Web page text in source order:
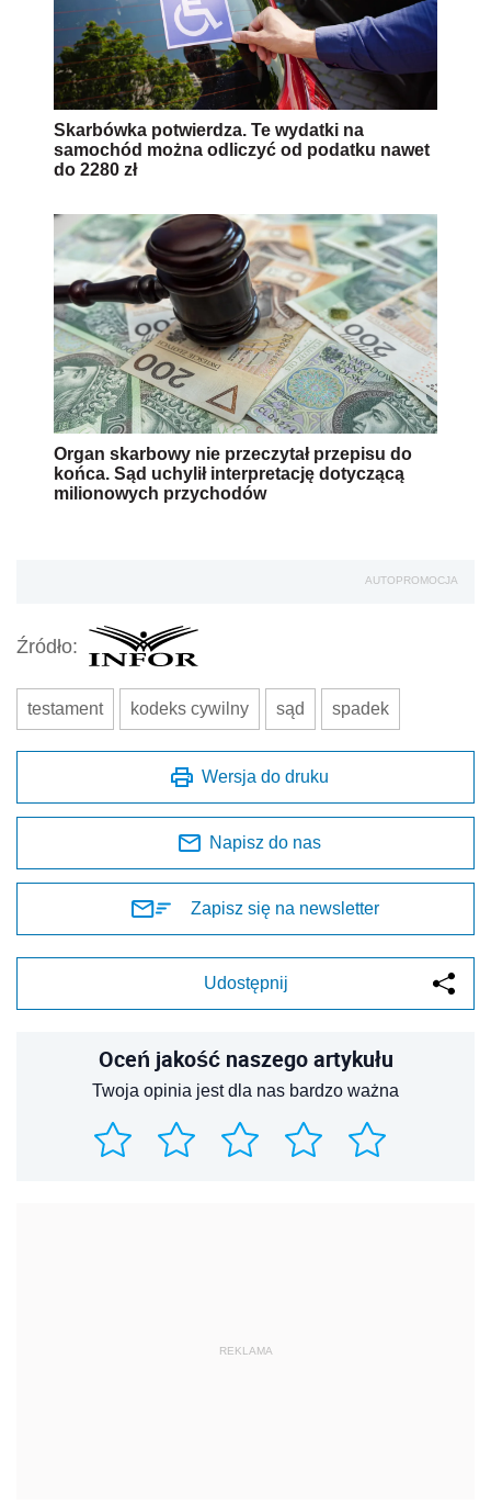
Skarbówka potwierdza. Te wydatki na
samochód można odliczyć od podatku nawet
do 2280 zł
Organ skarbowy nie przeczytał przepisu do
końca. Sąd uchylił interpretację dotyczącą
milionowych przychodów
AUTOPROMOCJA
Źródło:
testament kodeks cywilny sąd spadek
Wersja do druku
Napisz do nas
Zapisz się na newsletter
Udostępnij
Oceń jakość naszego artykułu
Twoja opinia jest dla nas bardzo ważna
REKLAMA